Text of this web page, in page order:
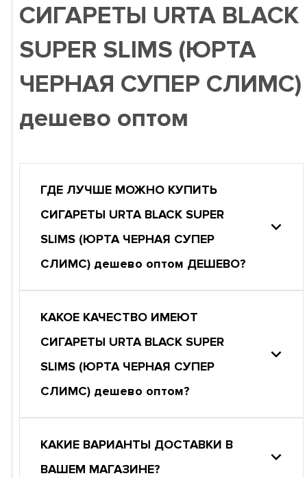
СИГАРЕТЫ URTA BLACK
SUPER SLIMS (ЮРТА
ЧЕРНАЯ СУПЕР СЛИМС)
дешево оптом
ГДЕ ЛУЧШЕ МОЖНО КУПИТЬ
СИГАРЕТЫ URTA BLACK SUPER
SLIMS (ЮРТА ЧЕРНАЯ СУПЕР
СЛИМС) дешево оптом ДЕШЕВО?
КАКОЕ КАЧЕСТВО ИМЕЮТ
СИГАРЕТЫ URTA BLACK SUPER
SLIMS (ЮРТА ЧЕРНАЯ СУПЕР
СЛИМС) дешево оптом?
КАКИЕ ВАРИАНТЫ ДОСТАВКИ В
ВАШЕМ МАГАЗИНЕ?